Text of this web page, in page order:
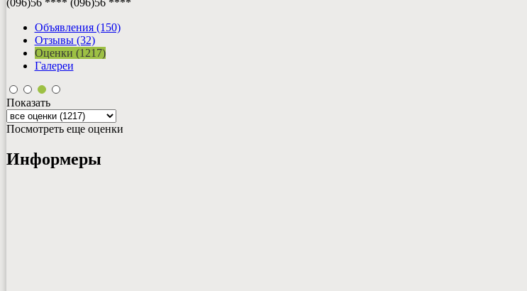
(096)56 **** (096)56 ****
Объявления (150)
Отзывы (32)
Оценки (1217)
Галереи
Показать
Посмотреть еще оценки
Информеры